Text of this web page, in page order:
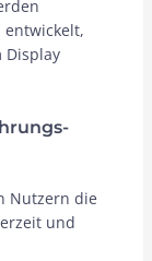
entwickelt,
Display
Nutzern die
und